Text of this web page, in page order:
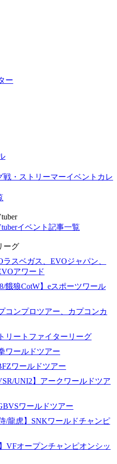
ー
戦・ストリーマーイベントカレ
イベント記事一覧
ーグ
ラスベガス、EVOジャパン、
アワード
餓狼CotW】eスポーツワール
コンプロツアー、カプコンカ
リートファイターリーグ
ワールドツアー
ワールドツアー
UNI2】アークワールドツア
ワールドツアー
/龍虎】SNKワールドチャンピ
VFオープンチャンピオンシッ